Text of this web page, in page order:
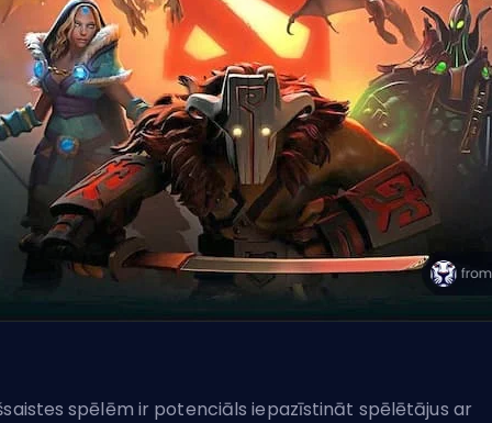
spēlēm ir potenciāls iepazīstināt spēlētājus ar